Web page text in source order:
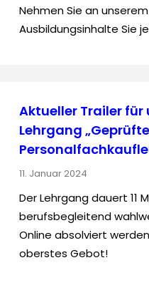
Nehmen Sie an
Ausbildungsinhalte Sie
Aktueller Trailer für
Lehrgang „Geprüfte
11. Januar 2024
Der Lehrgang dauert 11
berufsbegleitend
Online absolviert
oberstes Gebot!